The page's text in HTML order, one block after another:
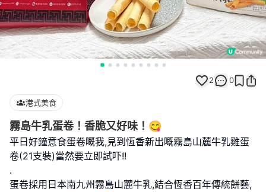
2 0
港式美食
霧島牛乳蛋卷！香脆又好味！😋
平日好鐘意食蛋卷嘅我,見到恆香新出嘅霧島山麓牛乳雞蛋
卷(21支裝)當然要立即試吓!!
.
蛋卷採用日本南九州霧島山麓牛乳,結合恆香百年傳統餅藝,